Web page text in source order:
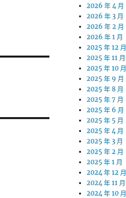
2026 年 4 月
2026 年 3 月
2026 年 2 月
2026 年 1 月
2025 年 12 月
2025 年 11 月
2025 年 10 月
2025 年 9 月
2025 年 8 月
2025 年 7 月
2025 年 6 月
2025 年 5 月
2025 年 4 月
2025 年 3 月
2025 年 2 月
2025 年 1 月
2024 年 12 月
2024 年 11 月
2024 年 10 月